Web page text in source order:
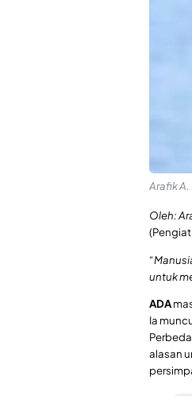
Arafik
Oleh:
untuk
ADA
Ia
alasan